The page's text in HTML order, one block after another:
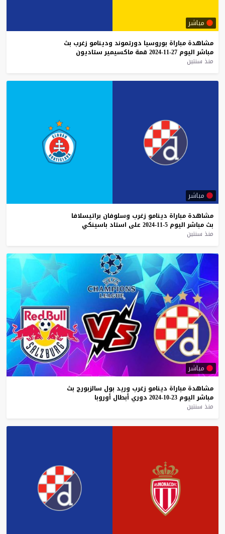
مباشر
مشاهدة مباراة بوروسيا دورتموند ودينامو زغرب بث
مباشر اليوم 27-11-2024 قمة ماكسيمير ستاديون
منذ سنتين
مباشر
مشاهدة مباراة دينامو زغرب وسلوفان براتيسلافا
بث مباشر اليوم 5-11-2024 على استاد باسينكي
منذ سنتين
مباشر
مشاهدة مباراة دينامو زغرب وريد بول سالزبورج بث
مباشر اليوم 23-10-2024 دوري أبطال أوروبا
منذ سنتين